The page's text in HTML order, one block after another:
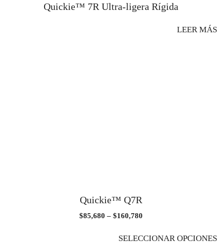
Quickie™ 7R Ultra-ligera Rígida
LEER MÁS
Quickie™ Q7R
$85,680 – $160,780
SELECCIONAR OPCIONES